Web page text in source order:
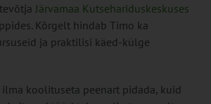
Järvamaa Kutsehariduskeskuses
Kõrgelt hindab Timo ka
ja praktilisi käed-külge
koolituseta peenart pidada, kuid